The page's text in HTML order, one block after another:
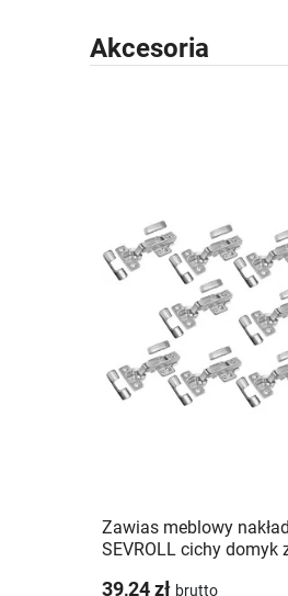
Akcesoria
Zawias meblowy
SEVROLL cichy domyk
mimośrodową 3D +
39,24 zł brutto